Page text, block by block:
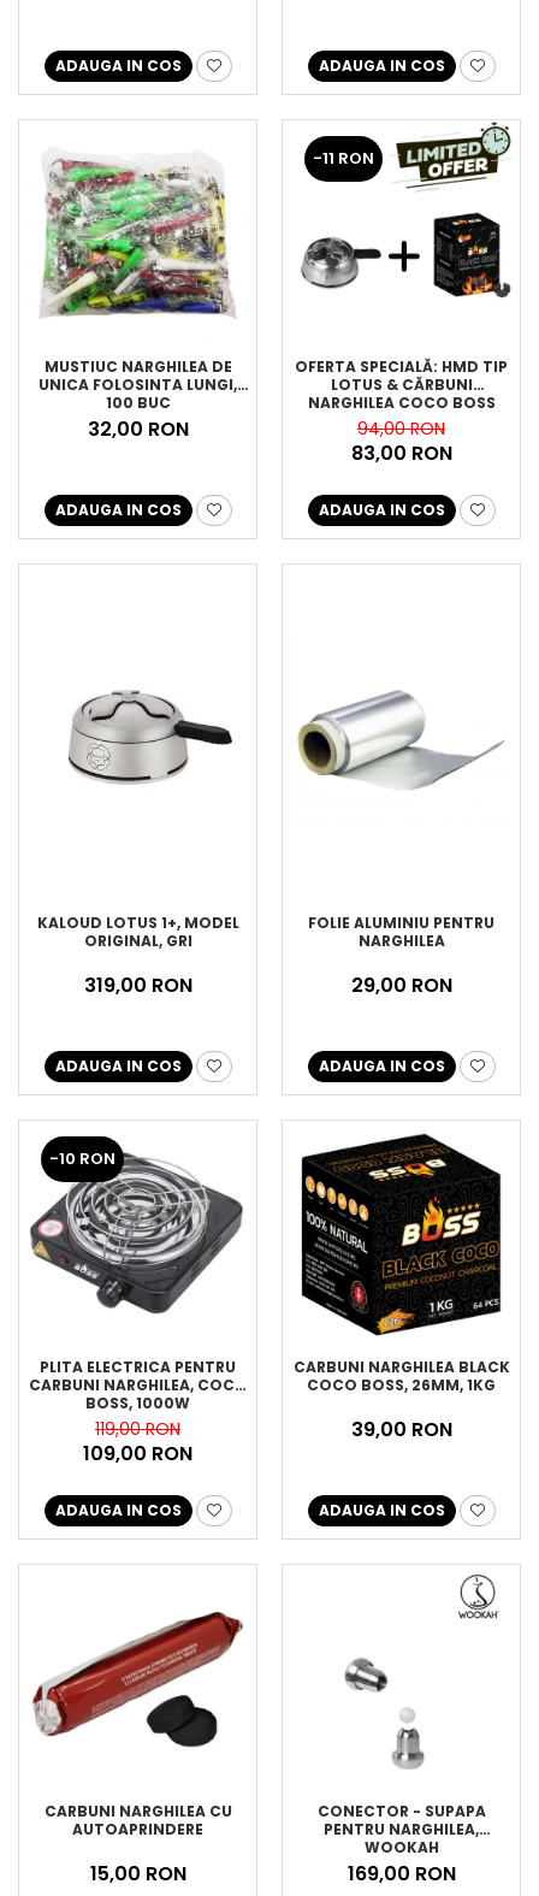
ADAUGA IN COS ADAUGA IN COS
MUSTIUC NARGHILEA DE
UNICA FOLOSINTA LUNGI,
100 BUC
32,00 RON
ADAUGA IN COS
-11 RON
OFERTA SPECIALĂ: HMD TIP
LOTUS & CĂRBUNI
NARGHILEA COCO BOSS
94,00 RON
83,00 RON
ADAUGA IN COS
KALOUD LOTUS 1+, MODEL
ORIGINAL, GRI
319,00 RON
ADAUGA IN COS
FOLIE ALUMINIU PENTRU
NARGHILEA
29,00 RON
ADAUGA IN COS
-10 RON
PLITA ELECTRICA PENTRU
CARBUNI NARGHILEA, COCO
BOSS, 1000W
119,00 RON
109,00 RON
ADAUGA IN COS
CARBUNI NARGHILEA BLACK
COCO BOSS, 26MM, 1KG
39,00 RON
ADAUGA IN COS
CARBUNI NARGHILEA CU
AUTOAPRINDERE
15,00 RON
CONECTOR - SUPAPA
PENTRU NARGHILEA,
WOOKAH
169,00 RON